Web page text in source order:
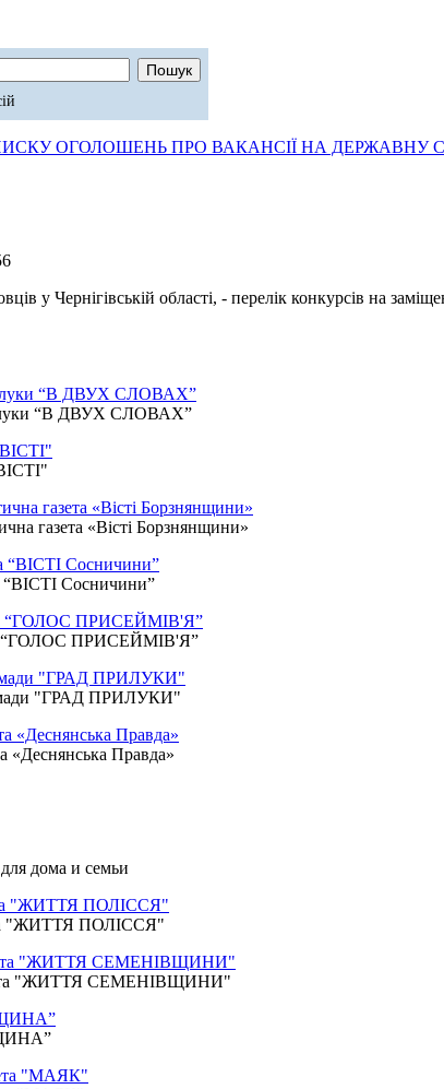
ОГОЛОШЕНЬ ПРО ВАКАНСІЇ НА ДЕРЖАВНУ
у Чернігівській області, - перелік конкурсів на
“В ДВУХ СЛОВАХ”
“В ДВУХ СЛОВАХ”
газета «Вісті Борзнянщини»
газета «Вісті Борзнянщини»
“ВІСТІ Сосничини”
“ВІСТІ Сосничини”
“ГОЛОС ПРИСЕЙМІВ'Я”
“ГОЛОС ПРИСЕЙМІВ'Я”
"ГРАД ПРИЛУКИ"
"ГРАД ПРИЛУКИ"
«Деснянська Правда»
«Деснянська Правда»
дома и семьи
"ЖИТТЯ ПОЛІССЯ"
"ЖИТТЯ ПОЛІССЯ"
"ЖИТТЯ СЕМЕНІВЩИНИ"
"ЖИТТЯ СЕМЕНІВЩИНИ"
"МАЯК"